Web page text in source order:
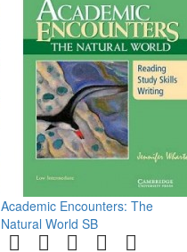
Academic Encounters: The
Natural World SB